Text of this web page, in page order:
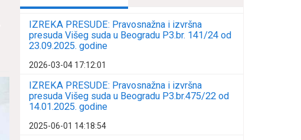
IZREKA PRESUDE: Pravosnažna i izvršna
presuda Višeg suda u Beogradu P3.br. 141/24 od
23.09.2025. godine
2026-03-04 17:12:01
IZREKA PRESUDE: Pravosnažna i izvršna
presuda Višeg suda u Beogradu P3.br.475/22 od
14.01.2025. godine
2025-06-01 14:18:54